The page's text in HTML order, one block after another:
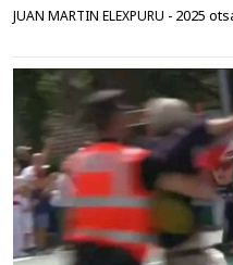
JUAN MARTIN ELEXPURU - 2025